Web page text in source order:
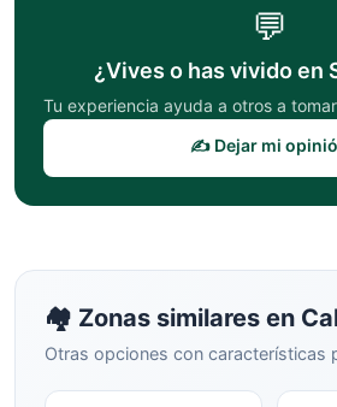
💬
¿Vives o has vivido en
Tu experiencia ayuda a otros a
✍️ Dejar mi
🏘️ Zonas similares en
Otras opciones con características